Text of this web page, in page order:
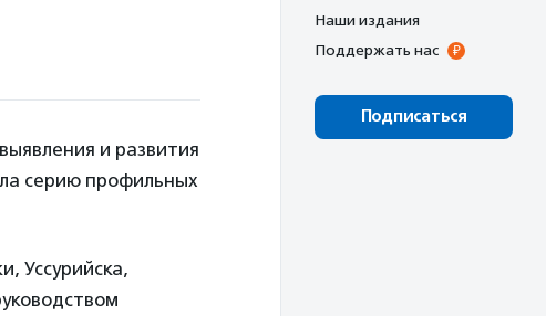
и развития
серию профильных
Уссурийска,
Наши издания
Поддержать нас
Подписаться